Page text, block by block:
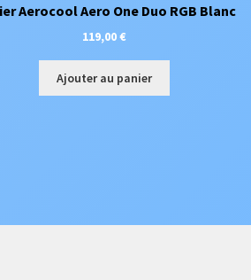
Aerocool Aero One Duo RGB Blanc
119,00€
Ajouter au panier